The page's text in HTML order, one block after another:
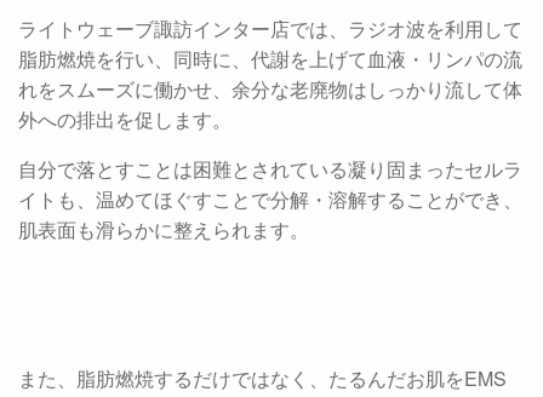
ライトウェーブ諏訪インター店では、ラジオ波を利用して
脂肪燃焼を行い、同時に、代謝を上げて血液・リンパの流
れをスムーズに働かせ、余分な老廃物はしっかり流して体
外への排出を促します。
自分で落とすことは困難とされている凝り固まったセルラ
イトも、温めてほぐすことで分解・溶解することができ、
肌表面も滑らかに整えられます。
また、脂肪燃焼するだけではなく、たるんだお肌をEMS